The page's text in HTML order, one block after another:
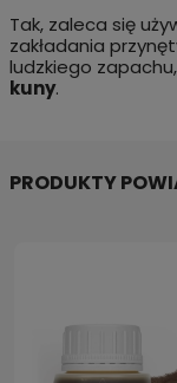
Tak, zaleca się
zakładania
ludzkiego
kuny.
PRODUKTY